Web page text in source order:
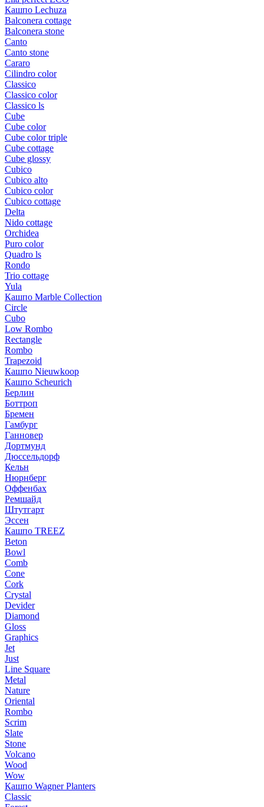
Кашпо Lechuza
Balconera cottage
Balconera stone
Canto
Canto stone
Cararo
Cilindro color
Classico
Classico color
Classico ls
Cube
Cube color
Cube color triple
Cube cottage
Cube glossy
Cubico
Cubico alto
Cubico color
Cubico cottage
Delta
Nido cottage
Orchidea
Puro color
Quadro ls
Rondo
Trio cottage
Yula
Кашпо Marble Collection
Circle
Cubo
Low Rombo
Rectangle
Rombo
Trapezoid
Кашпо Nieuwkoop
Кашпо Scheurich
Берлин
Боттроп
Бремен
Гамбург
Ганновер
Дортмунд
Дюссельдорф
Кельн
Нюрнберг
Оффенбах
Ремшайд
Штутгарт
Эссен
Кашпо TREEZ
Beton
Bowl
Comb
Cone
Cork
Crystal
Devider
Diamond
Gloss
Graphics
Jet
Just
Line Square
Metal
Nature
Oriental
Rombo
Scrim
Slate
Stone
Volcano
Wood
Wow
Кашпо Wagner Planters
Classic